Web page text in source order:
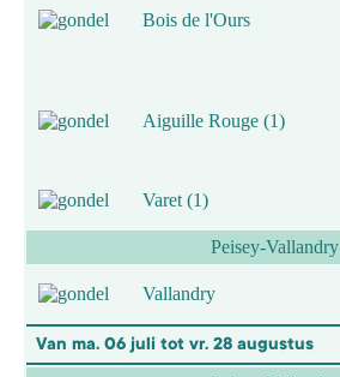
Bois de l'Ours
Aiguille Rouge (1)
Varet (1)
Peisey-Vallandry
Vallandry
Van ma. 06 juli tot vr. 28 augustus